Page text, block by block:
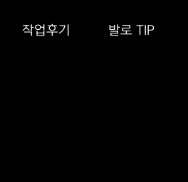
작업후기 발로 TIP